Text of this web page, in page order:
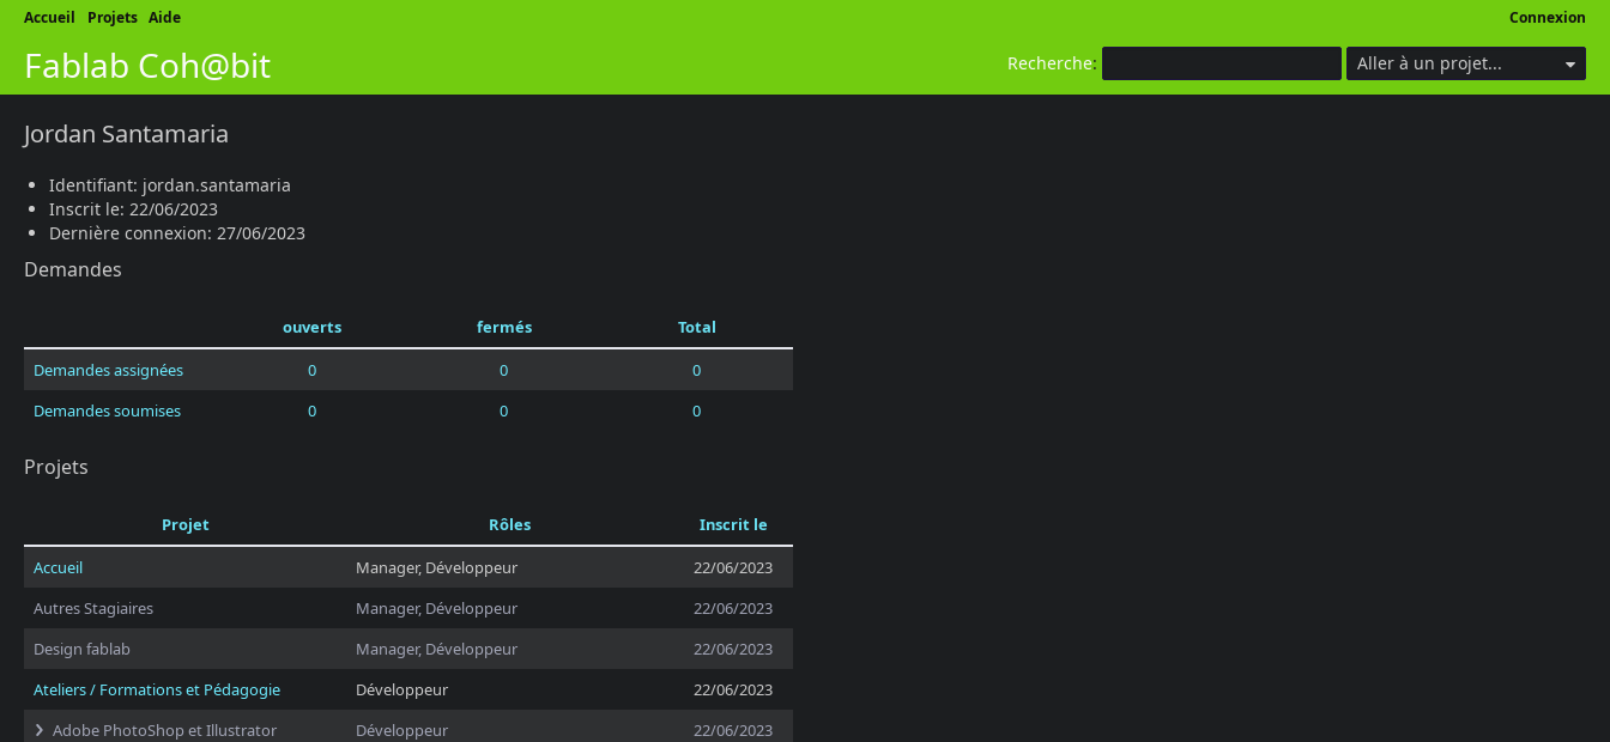
Connexion
Accueil Projets Aide
Recherche: Aller à un projet...
Fablab Coh@bit
Jordan Santamaria
Identifiant: jordan.santamaria
Inscrit le: 22/06/2023
Dernière connexion: 27/06/2023
Demandes
ouverts fermés
Total
Demandes assignées
0 0
0
Demandes soumises
0 0 0
Projets
Projet Rôles
Inscrit le
Accueil
Manager, Développeur
22/06/2023
Autres Stagiaires
Manager, Développeur
22/06/2023
Design fablab
Manager, Développeur
22/06/2023
Ateliers / Formations et Pédagogie
Développeur
22/06/2023
Adobe PhotoShop et Illustrator
Développeur
22/06/2023